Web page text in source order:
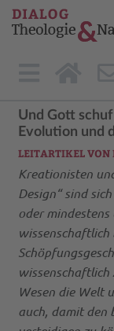
Und Gott
Evolution und
LEITARTIKEL VON
Kreationisten
Design“ sind
oder
wissenschaftlich
Wesen die Welt
auch, damit den